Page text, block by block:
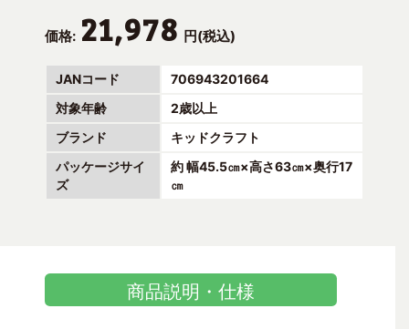
価格: 21,978 円(税込)
JANコード
706943201664
対象年齢
2歳以上
ブランド
キッドクラフト
パッケージサイ
ズ
約 幅45.5㎝×高さ63㎝×奥行17
㎝
商品説明・仕様